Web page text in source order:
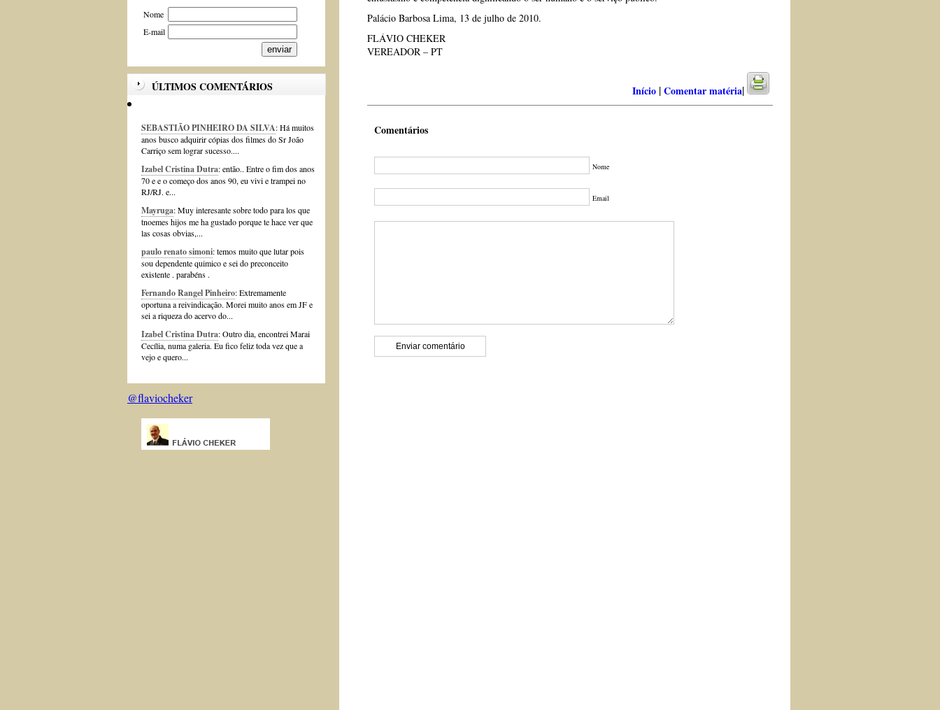
Nome
E-mail
ÚLTIMOS COMENTÁRIOS
SEBASTIÃO PINHEIRO DA SILVA: Há muitos
anos busco adquirir cópias dos filmes do Sr João
Carriço sem lograr sucesso....
Izabel Cristina Dutra: então.. Entre o fim dos anos
70 e e o começo dos anos 90, eu vivi e trampei no
RJ/RJ. e...
Mayruga: Muy interesante sobre todo para los que
tnoemes hijos me ha gustado porque te hace ver que
las cosas obvias,...
paulo renato simoni: temos muito que lutar pois
sou dependente quimico e sei do preconceito
existente . parabéns .
Fernando Rangel Pinheiro: Extremamente
oportuna a reivindicação. Morei muito anos em JF e
sei a riqueza do acervo do...
Izabel Cristina Dutra: Outro dia, encontrei Marai
Cecília, numa galeria. Eu fico feliz toda vez que a
vejo e quero...
@flaviocheker
Palácio Barbosa Lima, 13 de julho de 2010.
FLÁVIO CHEKER
VEREADOR – PT
Início |Comentar matéria|
Comentários
Nome
Email